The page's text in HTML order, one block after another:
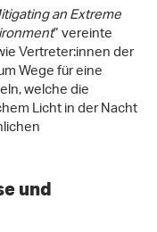
an Extreme
” vereinte
Vertreter:innen der
Wege für eine
welche die
Licht in der Nacht
und